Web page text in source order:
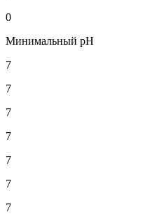
0
Минимальный pH
7
7
7
7
7
7
7